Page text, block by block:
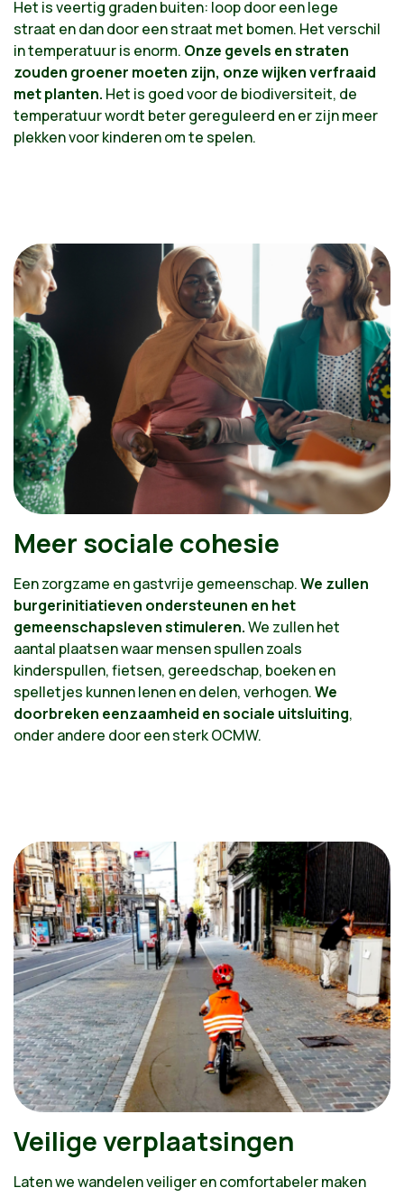
Het is veertig graden buiten: loop door een lege
straat en dan door een straat met bomen. Het verschil
in temperatuur is enorm. Onze gevels en straten
zouden groener moeten zijn, onze wijken verfraaid
met planten. Het is goed voor de biodiversiteit, de
temperatuur wordt beter gereguleerd en er zijn meer
plekken voor kinderen om te spelen.
Meer sociale cohesie
Een zorgzame en gastvrije gemeenschap.We zullen
burgerinitiatieven ondersteunen en het
gemeenschapsleven stimuleren.We zullen het
aantal plaatsen waar mensen spullen zoals
kinderspullen, fietsen, gereedschap, boeken en
spelletjes kunnen lenen en delen, verhogen.We
doorbreken eenzaamheid en sociale uitsluiting,
onder andere door een sterk OCMW.
Veilige verplaatsingen
Laten we wandelen veiliger en comfortabeler maken